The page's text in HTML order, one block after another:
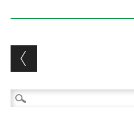
Post
Ricerca
per: